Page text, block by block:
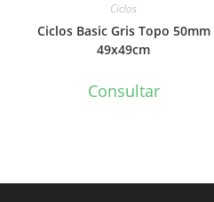
Ciclos
Ciclos Basic Gris Topo 50mm
49x49cm
Consultar